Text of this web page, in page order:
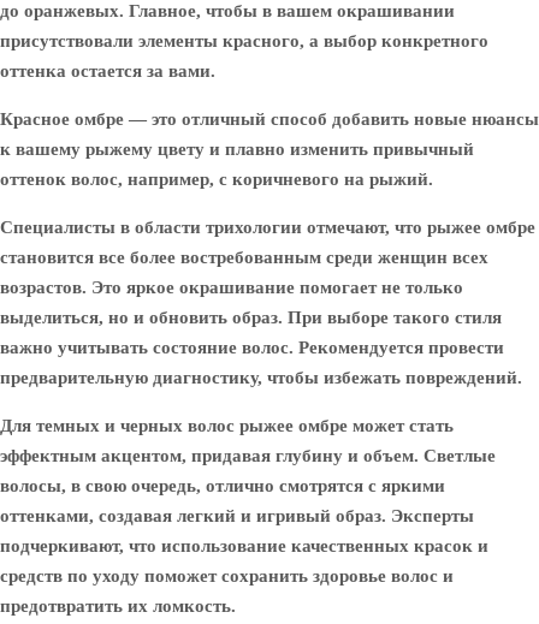
до оранжевых. Главное, чтобы в вашем окрашивании
присутствовали элементы красного, а выбор конкретного
оттенка остается за вами.
Красное омбре — это отличный способ добавить новые нюансы
к вашему рыжему цвету и плавно изменить привычный
оттенок волос, например, с коричневого на рыжий.
Специалисты в области трихологии отмечают, что рыжее омбре
становится все более востребованным среди женщин всех
возрастов. Это яркое окрашивание помогает не только
выделиться, но и обновить образ. При выборе такого стиля
важно учитывать состояние волос. Рекомендуется провести
предварительную диагностику, чтобы избежать повреждений.
Для темных и черных волос рыжее омбре может стать
эффектным акцентом, придавая глубину и объем. Светлые
волосы, в свою очередь, отлично смотрятся с яркими
оттенками, создавая легкий и игривый образ. Эксперты
подчеркивают, что использование качественных красок и
средств по уходу поможет сохранить здоровье волос и
предотвратить их ломкость.